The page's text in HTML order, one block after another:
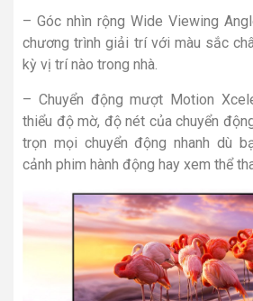
– Góc nhìn rộng Wide Viewing
chương trình giải trí với màu sắc
kỳ vị trí nào trong nhà.
– Chuyển động mượt Motion
thiểu độ mờ, độ nét của chuyển
trọn mọi chuyển động nhanh dù
cảnh phim hành động hay xem thể